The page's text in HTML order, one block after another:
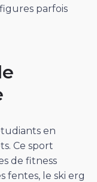
parfois
en
Ce sport
de fitness
fentes, le ski erg